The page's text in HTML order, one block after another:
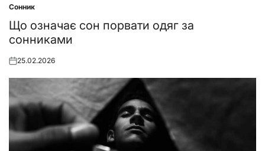
Posted
in
Сонник
Що означає сон порвати одяг за
сонниками
Posted
25.02.2026